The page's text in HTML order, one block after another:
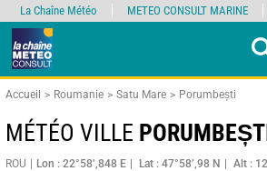
Accueil Roumanie Satu Mare Porumbești
MÉTÉO VILLE
ROU Lon : 22°58’,848 E Lat : 47°58’,98 N
Alt :
La Chaîne Météo METEO CONSULT MARINE